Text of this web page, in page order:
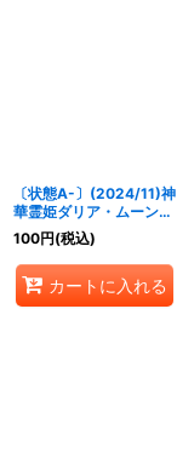
〔状態A-〕(2024/11)神
華霊姫ダリア・ムーンワ
ルツ(BSC44収録)【X】
{BS49-X05}《黄》
100円(税込)
カートに入れる